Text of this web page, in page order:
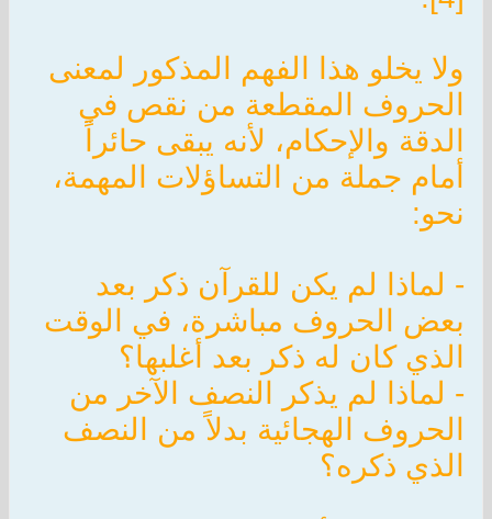
ولا يخلو هذا الفهم المذكور لمعنى
الحروف المقطعة من نقص في
الدقة والإحكام، لأنه يبقى حائراً
أمام جملة من التساؤلات المهمة،
نحو:
- لماذا لم يكن للقرآن ذكر بعد
بعض الحروف مباشرة، في الوقت
الذي كان له ذكر بعد أغلبها؟
- لماذا لم يذكر النصف الآخر من
الحروف الهجائية بدلاً من النصف
الذي ذكره؟